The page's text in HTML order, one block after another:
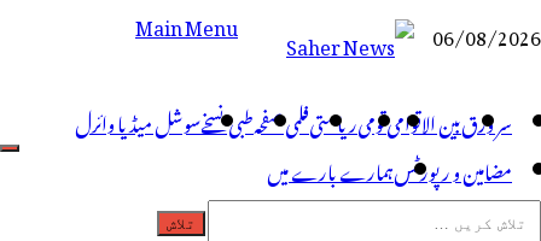
06/08/2026
Saher News
نیوز پورٹل
سر ورقبین الاقوامیقومیریاستیفلمی صفحہطبی نسخےسوشل میڈیا وائرل
مضامین و رپورٹسہمارے بارے میں
Main Menu